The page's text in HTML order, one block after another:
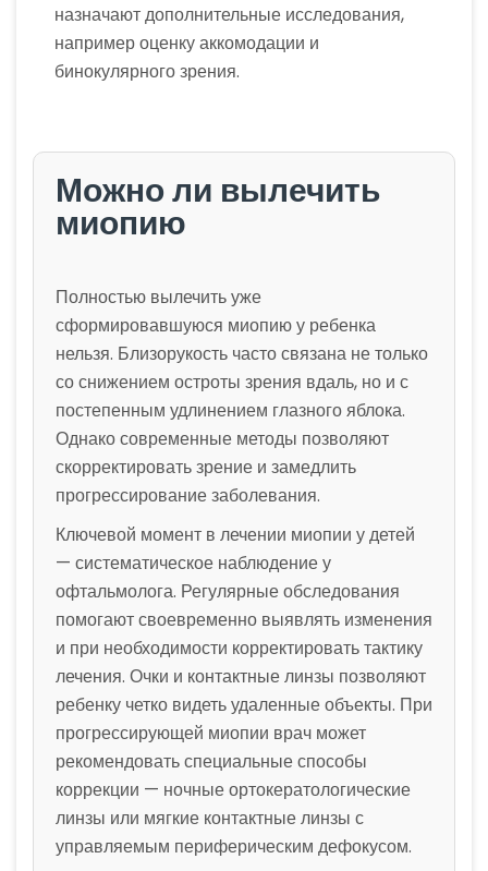
назначают дополнительные исследования,
например оценку аккомодации и
бинокулярного зрения.
Можно ли вылечить
миопию
Полностью вылечить уже
сформировавшуюся миопию у ребенка
нельзя. Близорукость часто связана не только
со снижением остроты зрения вдаль, но и с
постепенным удлинением глазного яблока.
Однако современные методы позволяют
скорректировать зрение и замедлить
прогрессирование заболевания.
Ключевой момент в лечении миопии у детей
— систематическое наблюдение у
офтальмолога. Регулярные обследования
помогают своевременно выявлять изменения
и при необходимости корректировать тактику
лечения. Очки и контактные линзы позволяют
ребенку четко видеть удаленные объекты. При
прогрессирующей миопии врач может
рекомендовать специальные способы
коррекции — ночные ортокератологические
линзы или мягкие контактные линзы с
управляемым периферическим дефокусом.